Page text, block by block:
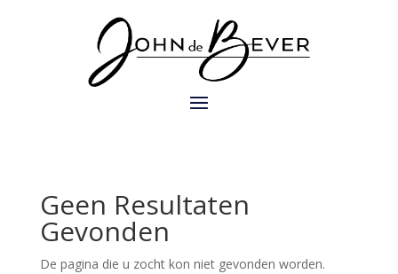
Geen Resultaten
Gevonden
De pagina die u zocht kon niet gevonden worden.